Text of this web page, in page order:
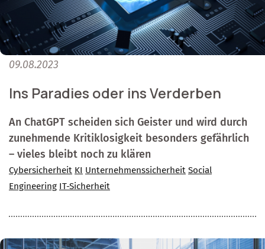
09.08.2023
Ins Paradies oder ins Verderben
An ChatGPT scheiden sich Geister und wird durch
zunehmende Kritiklosigkeit besonders gefährlich
– vieles bleibt noch zu klären
Cybersicherheit KI Unternehmenssicherheit Social
Engineering IT-Sicherheit